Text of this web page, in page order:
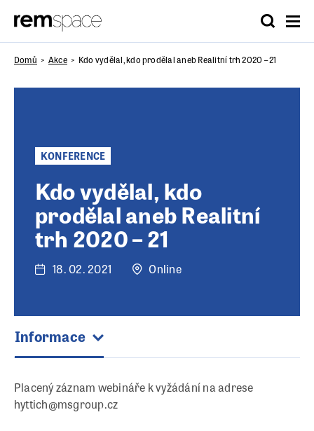
Domů Akce Kdo vydělal, kdo prodělal aneb Realitní trh 2020 – 21
KONFERENCE
Kdo vydělal, kdo
prodělal aneb Realitní
trh 2020 – 21
18. 02. 2021 Online
Informace
Placený záznam webináře k vyžádání na adrese
hyttich@msgroup.cz